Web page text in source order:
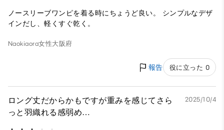
ノースリーブワンピを着る時にちょうど良い。 シンプルなデザ
インだし、軽くすぐ乾く。
Naokiaora女性大阪府
報告 役に立った 0
ロング丈だからかもですが重みを感じてさら
っと羽織れる感弱め…
2025/10/4